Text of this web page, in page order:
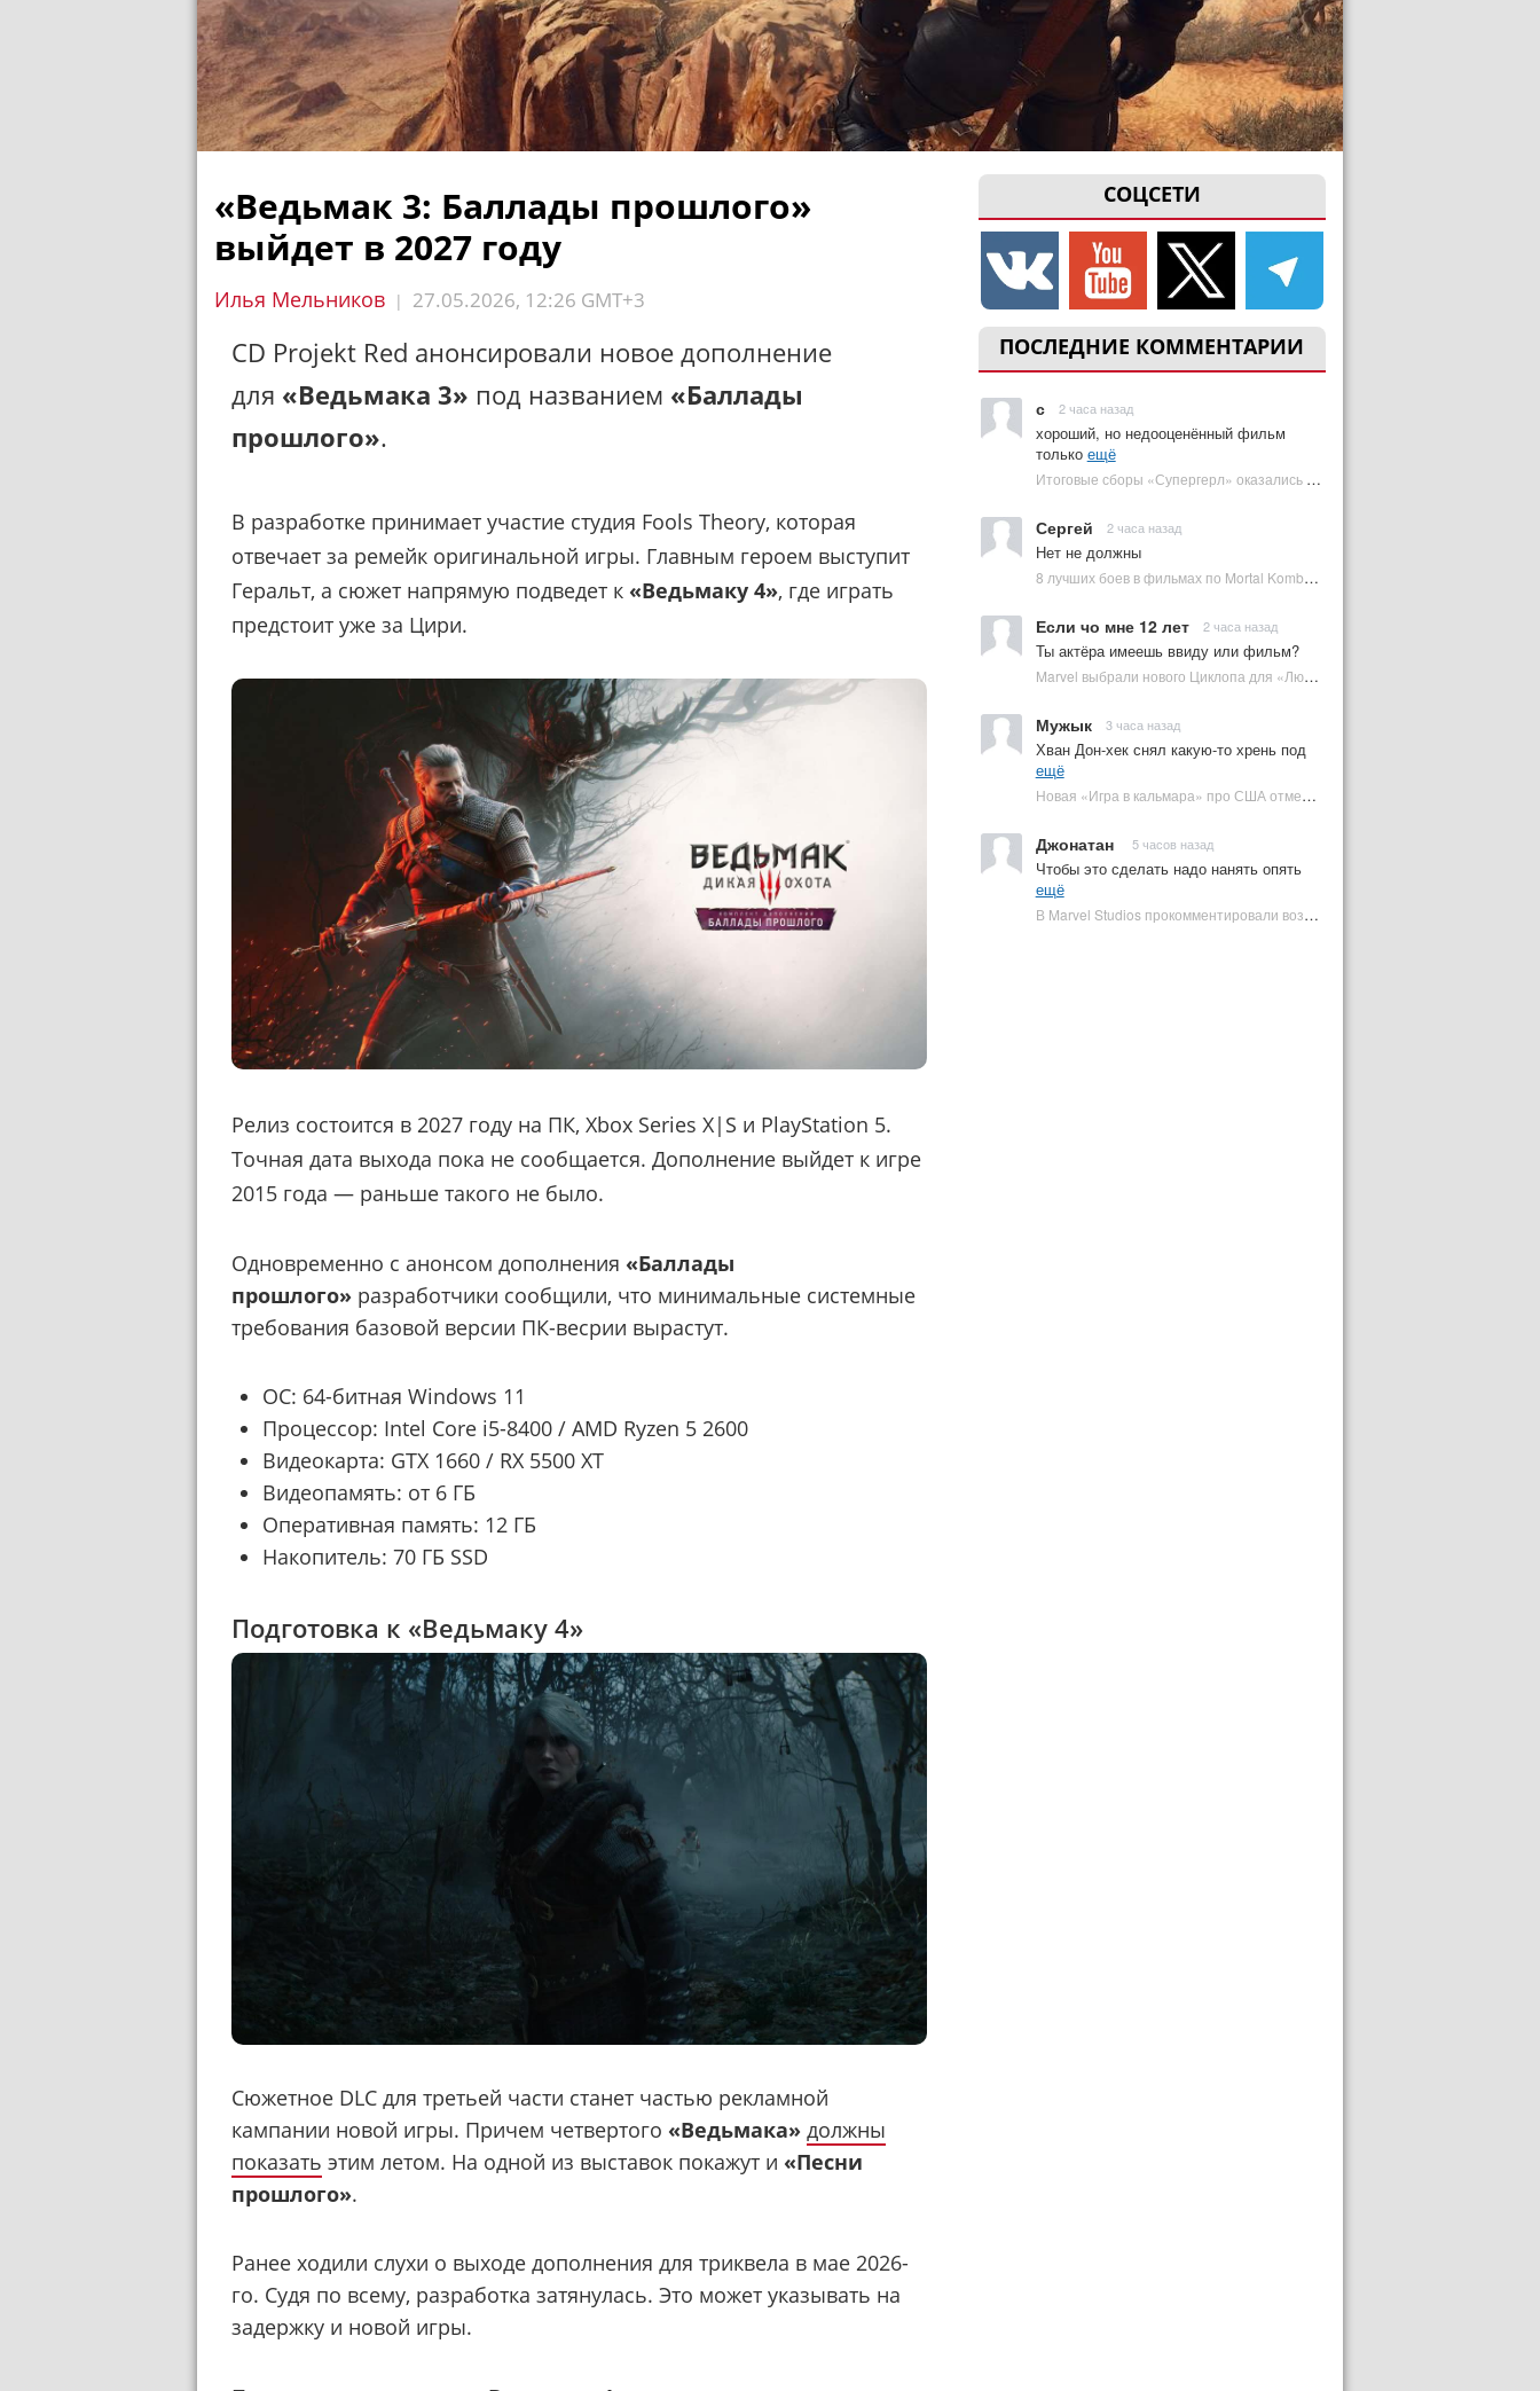
СОЦСЕТИ
ПОСЛЕДНИЕ КОММЕНТАРИИ
с 2 часа назад
хороший, но недооценённый фильм
только ещё
Итоговые сборы «Супергерл» оказались худшими для DC за два десятилетия | Plugged In Ru
Сергей 2 часа назад
Нет не должны
8 лучших боев в фильмах по Mortal Kombat: от «Смертельной битвы» до «Мортал Комбат 2» | Plugged In Ru
Если чо мне 12 лет 2 часа назад
Ты актёра имеешь ввиду или фильм?
Marvel выбрали нового Циклопа для «Людей Икс» | Plugged In Ru
Мужык 3 часа назад
Хван Дон-хек снял какую-то хрень под
ещё
Новая «Игра в кальмара» про США отменена | Plugged In Ru
Джонатан 5 часов назад
Чтобы это сделать надо нанять опять
ещё
В Marvel Studios прокомментировали возвращение Канга на экраны | Plugged In Ru
«Ведьмак 3: Баллады прошлого»
выйдет в 2027 году
Илья Мельников | 27.05.2026, 12:26 GMT+3
CD Projekt Red анонсировали новое дополнение
для «Ведьмака 3» под названием «Баллады
прошлого».
В разработке принимает участие студия Fools Theory, которая
отвечает за ремейк оригинальной игры. Главным героем выступит
Геральт, а сюжет напрямую подведет к «Ведьмаку 4», где играть
предстоит уже за Цири.
Релиз состоится в 2027 году на ПК, Xbox Series X|S и PlayStation 5.
Точная дата выхода пока не сообщается. Дополнение выйдет к игре
2015 года — раньше такого не было.
Одновременно с анонсом дополнения «Баллады
прошлого» разработчики сообщили, что минимальные системные
требования базовой версии ПК-весрии вырастут.
ОС: 64-битная Windows 11
Процессор: Intel Core i5-8400 / AMD Ryzen 5 2600
Видеокарта: GTX 1660 / RX 5500 XT
Видеопамять: от 6 ГБ
Оперативная память: 12 ГБ
Накопитель: 70 ГБ SSD
Подготовка к «Ведьмаку 4»
Сюжетное DLC для третьей части станет частью рекламной
кампании новой игры. Причем четвертого «Ведьмака» должны
показать этим летом. На одной из выставок покажут и «Песни
прошлого».
Ранее ходили слухи о выходе дополнения для триквела в мае 2026-
го. Судя по всему, разработка затянулась. Это может указывать на
задержку и новой игры.